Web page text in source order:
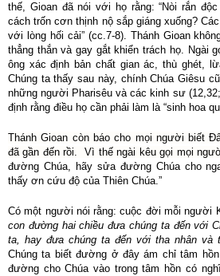
thế, Gioan đã nói với họ rằng: “Nòi rắn
cách trốn cơn thịnh nộ sắp giáng xuống?
với lòng hối cải” (cc.7-8). Thánh Gioan
thẳng thắn và gay gắt khiển trách họ. Ngài
ông xác định bản chất gian ác, thù ghét,
Chúng ta thấy sau này, chính Chúa Giêsu
những người Pharisêu và các kinh sư
định rằng điều họ cần phải làm là “sinh hoa
Thánh Gioan còn báo cho mọi người biết
đã gần đến rồi. Vì thế ngài kêu gọi mọi
đường Chúa, hãy sửa đường Chúa cho
thấy ơn cứu độ của Thiên Chúa.”
Có một người nói rằng:cuộc đời mỗi người
con đường hai chiều đưa chúng ta đến với
ta, hay đưa chúng ta đến với tha nhân và
Chúng ta biết đường ở đây ám chỉ tâm
đường cho Chúa vào trong tâm hồn có